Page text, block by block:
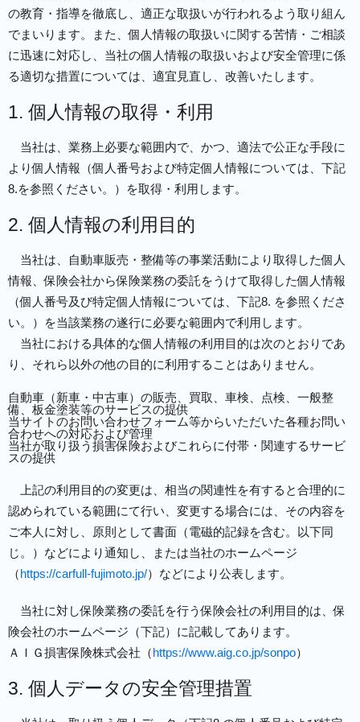
の教育・指導を徹底し、適正な取扱いが行われるよう取り組ん
でまいります。また、個人情報の取扱いに関する苦情・ご相談
に迅速に対応し、当社の個人情報の取扱いおよび安全管理に係
る適切な措置については、適宜見直し、改善いたします。
1. 個人情報の取得・利用
当社は、業務上必要な範囲内で、かつ、適法で公正な手段に
より個人情報（個人番号および特定個人情報については、下記
8.を参照ください。）を取得・利用します。
2. 個人情報の利用目的
当社は、自動車販売・整備等の事業活動により取得した個人
情報、保険会社から保険業務の委託をうけて取得した個人情報
（個人番号及び特定個人情報については、下記8. を参照くださ
い。）を当該業務の遂行に必要な範囲内で利用します。
当社における具体的な個人情報の利用目的は次のとおりであ
り、それら以外の他の目的に利用することはありません。
自動車（新車・中古車）の販売、買取、車検、点検、一般整
備、板金塗装等のサービスの提供
当サイトのお問い合わせフォーム等からいただいた各種お問い
合わせへの対応および管理
当社が取り扱う損害保険およびこれらに付帯・関連するサービ
スの提供
上記の利用目的の変更は、相当の関連性を有すると合理的に
認められている範囲にて行い、変更する場合には、その内容を
ご本人に対し、原則として書面（電磁的記録を含む。以下同
じ。）などにより通知し、または当社のホームページ
（https://carfull-fujimoto.jp/）などにより公表します。
当社に対し保険業務の委託を行う保険会社の利用目的は、保
険会社のホームページ（下記）に記載してあります。
ＡＩＧ損害保険株式会社（https://www.aig.co.jp/sonpo）
3. 個人データの安全管理措置